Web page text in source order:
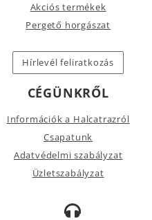
Akciós termékek
Pergető horgászat
Hírlevél feliratkozás
CÉGÜNKRŐL
Információk a Halcatrazról
Csapatunk
Adatvédelmi szabályzat
Üzletszabályzat